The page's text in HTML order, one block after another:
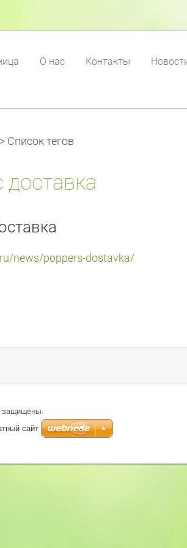
О нас Контакты
> Список тегов
доставка
news/poppers-dostavka/
защищены.
сайт